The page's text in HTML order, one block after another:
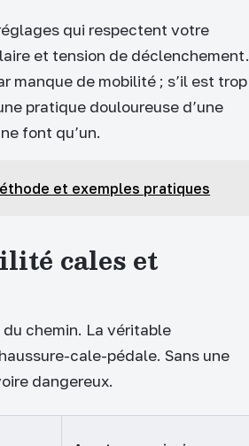
qui respectent votre
et tension de déclenchement.
manque de mobilité ; s’il est trop
pratique douloureuse d’une
font qu’un.
et exemples pratiques
cales et
chemin. La véritable
cale-pédale. Sans une
dangereux.